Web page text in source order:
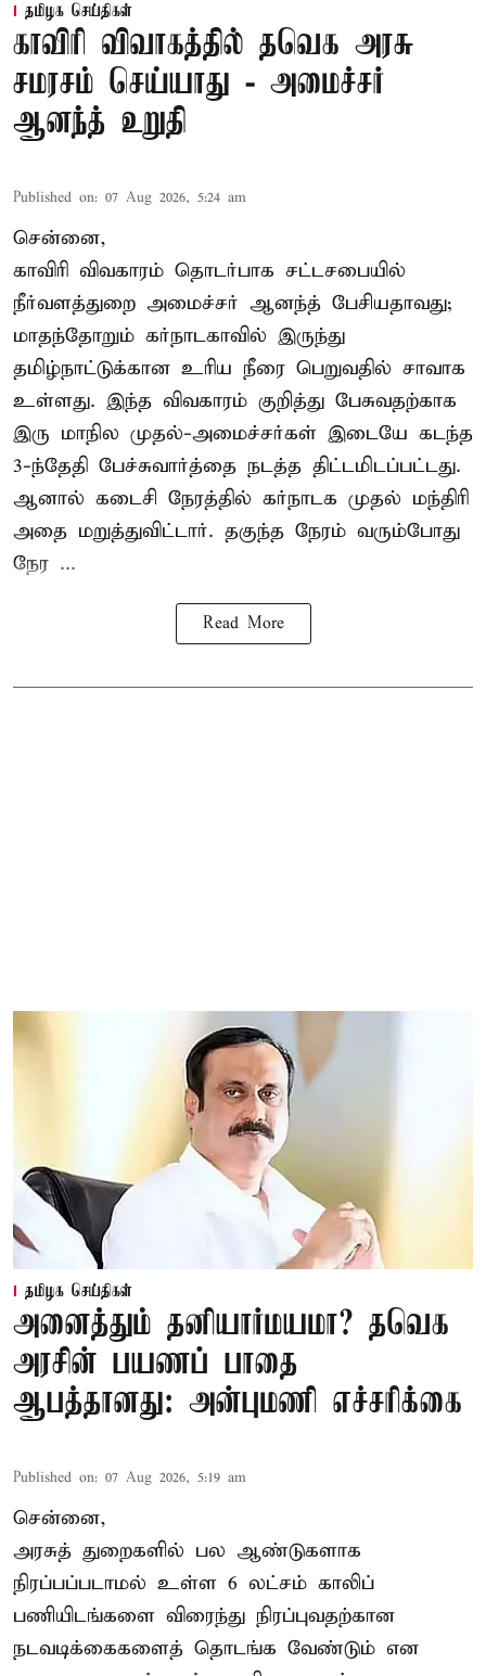
தமிழக செய்திகள்
காவிரி விவாகத்தில் தவெக அரசு
சமரசம் செய்யாது - அமைச்சர்
ஆனந்த் உறுதி
Published on: 07 Aug 2026, 5:24 am
சென்னை,
காவிரி விவகாரம் தொடர்பாக சட்டசபையில்
நீர்வளத்துறை அமைச்சர் ஆனந்த் பேசியதாவது;
மாதந்தோறும் கர்நாடகாவில் இருந்து
தமிழ்நாட்டுக்கான உரிய நீரை பெறுவதில் சாவாக
உள்ளது. இந்த விவகாரம் குறித்து பேசுவதற்காக
இரு மாநில முதல்-அமைச்சர்கள் இடையே கடந்த
3-ந்தேதி பேச்சுவார்த்தை நடத்த திட்டமிடப்பட்டது.
ஆனால் கடைசி நேரத்தில் கர்நாடக முதல் மந்திரி
அதை மறுத்துவிட்டார். தகுந்த நேரம் வரும்போது
நேர ...
Read More
தமிழக செய்திகள்
அனைத்தும் தனியார்மயமா? தவெக
அரசின் பயணப் பாதை
ஆபத்தானது: அன்புமணி எச்சரிக்கை
Published on: 07 Aug 2026, 5:19 am
சென்னை,
அரசுத் துறைகளில் பல ஆண்டுகளாக
நிரப்பப்படாமல் உள்ள 6 லட்சம் காலிப்
பணியிடங்களை விரைந்து நிரப்புவதற்கான
நடவடிக்கைகளைத் தொடங்க வேண்டும் என